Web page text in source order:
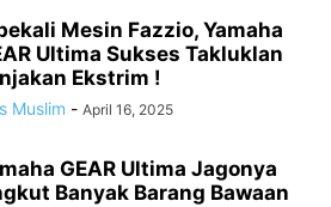
Mesin Fazzio, Yamaha
Ultima Sukses Takluklan
Ekstrim !
Muslim - April 16, 2025
GEAR Ultima Jagonya
Banyak Barang Bawaan